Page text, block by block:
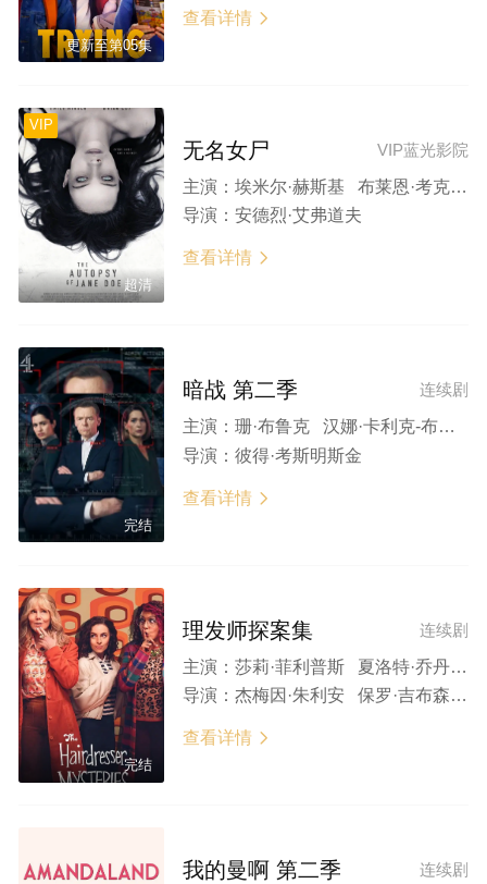
更新至第05集
查看详情 
VIP
超清
VIP蓝光影院
无名女尸
主演： 埃米尔·赫斯基 布莱恩·考克斯 奥菲利亚·拉维邦德 迈克尔·麦克埃尔哈顿 奥尔雯·凯瑟琳·凯莉
导演： 安德烈·艾弗道夫
查看详情 
完结
连续剧
暗战 第二季
主演： 珊·布鲁克 汉娜·卡利克-布朗 西蒙·佩吉 杜俊纬 Julie Barclay
导演： 彼得·考斯明斯金
查看详情 
完结
连续剧
理发师探案集
主演： 莎莉·菲利普斯 夏洛特·乔丹 本·卡斯尔-吉布 阿德里安·胡德 米歇尔·吉利弗 玛丽·海伦·贝里 安娜-露易丝·普拉曼 荒卷绘美
导演： 杰梅因·朱利安 保罗·吉布森 特蕾西·拉科姆
查看详情 
连续剧
我的曼啊 第二季